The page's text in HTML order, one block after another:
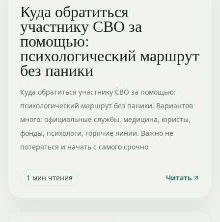
Куда обратиться
участнику СВО за
помощью:
психологический маршрут
без паники
Куда обратиться участнику СВО за помощью:
психологический маршрут без паники. Вариантов
много: официальные службы, медицина, юристы,
фонды, психологи, горячие линии. Важно не
потеряться и начать с самого срочно
1 мин чтения Читать